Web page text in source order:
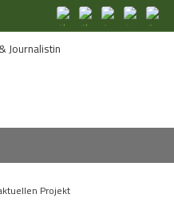
Projekt